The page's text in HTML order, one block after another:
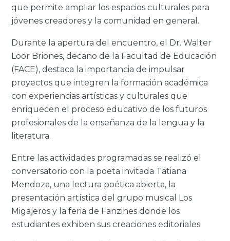
que permite ampliar los espacios culturales para
jóvenes creadores y la comunidad en general.
Durante la apertura del encuentro, el Dr. Walter
Loor Briones, decano de la Facultad de Educación
(FACE), destaca la importancia de impulsar
proyectos que integren la formación académica
con experiencias artísticas y culturales que
enriquecen el proceso educativo de los futuros
profesionales de la enseñanza de la lengua y la
literatura.
Entre las actividades programadas se realizó el
conversatorio con la poeta invitada Tatiana
Mendoza, una lectura poética abierta, la
presentación artística del grupo musical Los
Migajeros y la feria de Fanzines donde los
estudiantes exhiben sus creaciones editoriales.